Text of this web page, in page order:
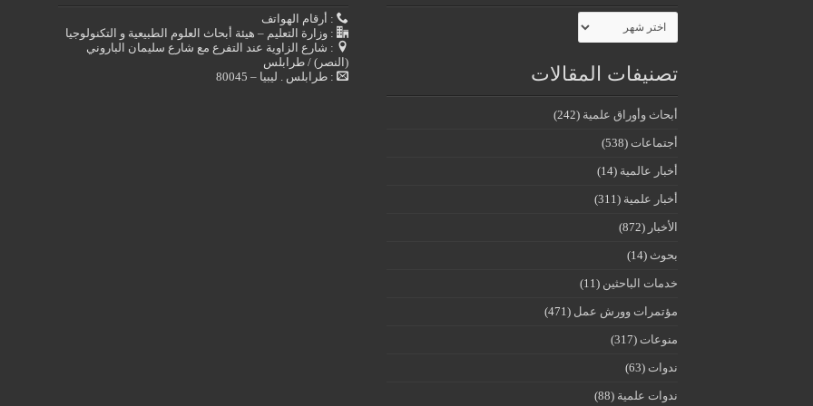
الأرشيف
تصنيفات المقالات
أبحاث وأوراق علمية (242)
أجتماعات (538)
أخبار عالمية (14)
أخبار علمية (311)
الأخبار (872)
بحوث (14)
خدمات الباحثين (11)
مؤتمرات وورش عمل (471)
منوعات (317)
ندوات (63)
ندوات علمية (88)
: أرقام الهواتف
: وزارة التعليم – هيئة أبحاث العلوم الطبيعية و التكنولوجيا
: شارع الزاوية عند التفرع مع شارع سليمان الباروني
(النصر) / طرابلس
: طرابلس . ليبيا – 80045